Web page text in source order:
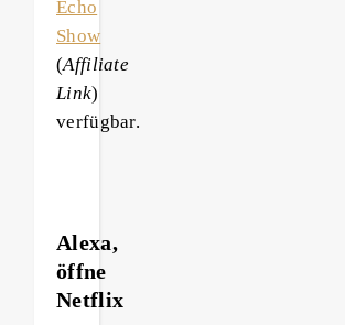
Echo
Show
(Affiliate
Link)
verfügbar.
Alexa,
öffne
Netflix